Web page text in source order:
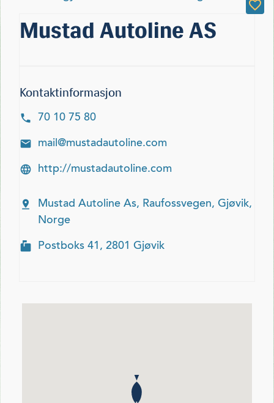
Mustad Autoline AS
Kontaktinformasjon
70 10 75 80
mail@mustadautoline.com
http://mustadautoline.com
Mustad Autoline As, Raufossvegen, Gjøvik,
Norge
Postboks 41, 2801 Gjøvik